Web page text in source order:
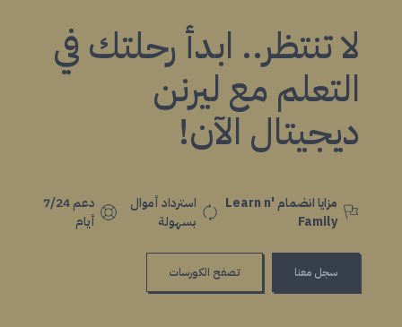
لا تنتظر.. ابدأ رحلتك في
التعلم مع ليرنن
ديجيتال الآن!
مزايا انضمام Learn n'
Family
استرداد أموال
بسهولة
دعم 7/24
أيام
سجل معنا تصفح الكورسات